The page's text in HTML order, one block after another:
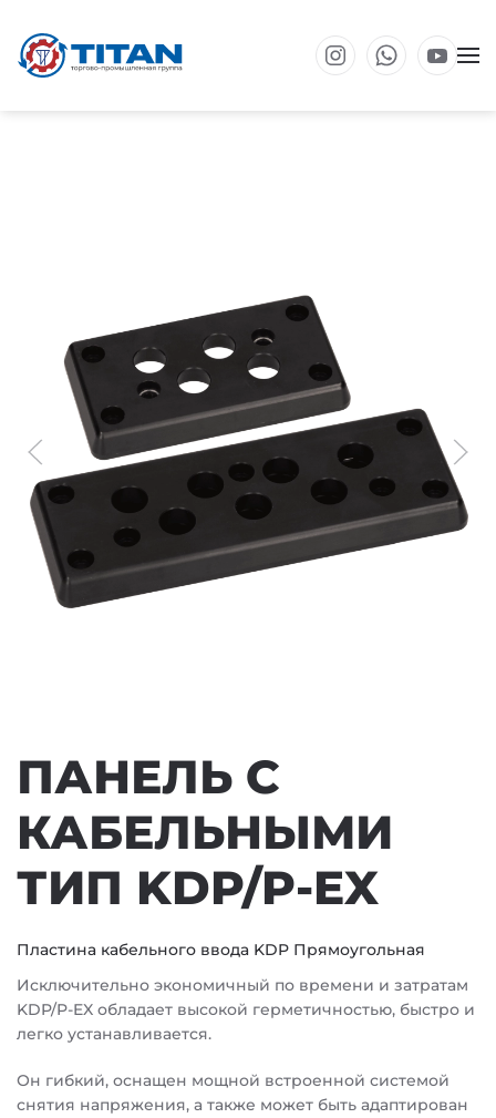
Перейти к основному содержанию
ПАНЕЛЬ С
КАБЕЛЬНЫМИ
ТИП KDP/P-EX
Пластина кабельного ввода KDP Прямоугольная
Исключительно экономичный по времени и затратам
KDP/P-EX обладает высокой герметичностью, быстро и
легко устанавливается.
Он гибкий, оснащен мощной встроенной системой
снятия напряжения, а также может быть адаптирован